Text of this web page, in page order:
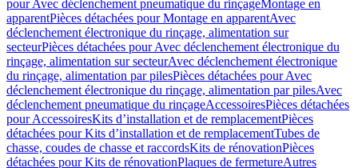
pour Avec déclenchement pneumatique du rinçageMontage en
apparentPièces détachées pour Montage en apparentAvec
déclenchement électronique du rinçage, alimentation sur
secteurPièces détachées pour Avec déclenchement électronique du
rinçage, alimentation sur secteurAvec déclenchement électronique
du rinçage, alimentation par pilesPièces détachées pour Avec
déclenchement électronique du rinçage, alimentation par pilesAvec
déclenchement pneumatique du rinçageAccessoiresPièces détachées
pour AccessoiresKits d’installation et de remplacementPièces
détachées pour Kits d’installation et de remplacementTubes de
chasse, coudes de chasse et raccordsKits de rénovationPièces
détachées pour Kits de rénovationPlaques de fermetureAutres